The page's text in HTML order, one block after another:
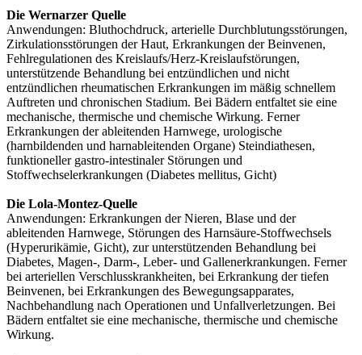
Die Wernarzer Quelle
Anwendungen: Bluthochdruck, arterielle Durchblutungsstörungen,
Zirkulationsstörungen der Haut, Erkrankungen der Beinvenen,
Fehlregulationen des Kreislaufs/Herz-Kreislaufstörungen,
unterstützende Behandlung bei entzündlichen und nicht
entzündlichen rheumatischen Erkrankungen im mäßig schnellem
Auftreten und chronischen Stadium. Bei Bädern entfaltet sie eine
mechanische, thermische und chemische Wirkung. Ferner
Erkrankungen der ableitenden Harnwege, urologische
(harnbildenden und harnableitenden Organe) Steindiathesen,
funktioneller gastro-intestinaler Störungen und
Stoffwechselerkrankungen (Diabetes mellitus, Gicht)
Die Lola-Montez-Quelle
Anwendungen: Erkrankungen der Nieren, Blase und der
ableitenden Harnwege, Störungen des Harnsäure-Stoffwechsels
(Hyperurikämie, Gicht), zur unterstützenden Behandlung bei
Diabetes, Magen-, Darm-, Leber- und Gallenerkrankungen. Ferner
bei arteriellen Verschlusskrankheiten, bei Erkrankung der tiefen
Beinvenen, bei Erkrankungen des Bewegungsapparates,
Nachbehandlung nach Operationen und Unfallverletzungen. Bei
Bädern entfaltet sie eine mechanische, thermische und chemische
Wirkung.